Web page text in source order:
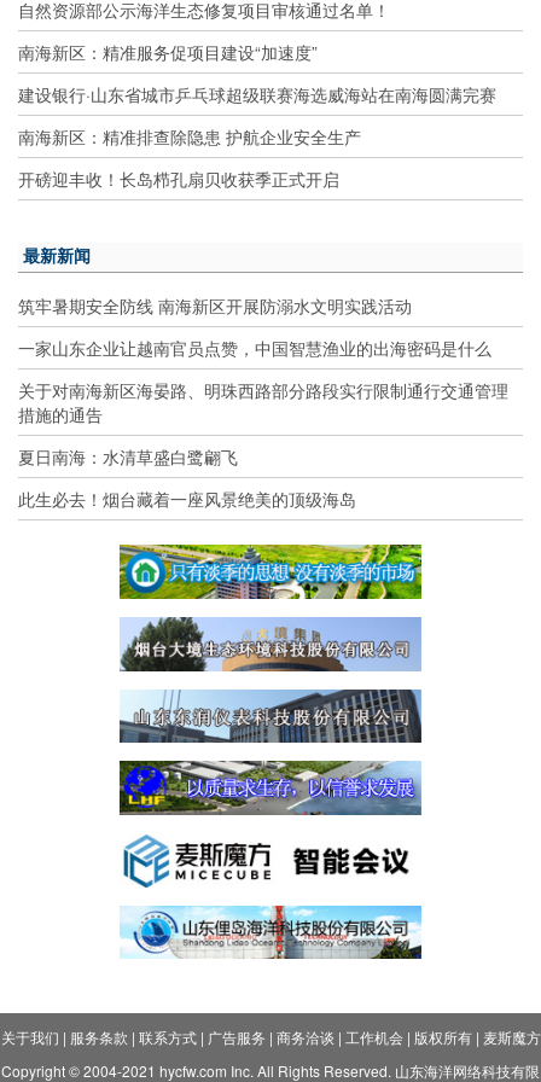
自然资源部公示海洋生态修复项目审核通过名单！
南海新区：精准服务促项目建设“加速度”
建设银行·山东省城市乒乓球超级联赛海选威海站在南海圆满完赛
南海新区：精准排查除隐患 护航企业安全生产
开磅迎丰收！长岛栉孔扇贝收获季正式开启
最新新闻
筑牢暑期安全防线 南海新区开展防溺水文明实践活动
一家山东企业让越南官员点赞，中国智慧渔业的出海密码是什么
关于对南海新区海晏路、明珠西路部分路段实行限制通行交通管理
措施的通告
夏日南海：水清草盛白鹭翩飞
此生必去！烟台藏着一座风景绝美的顶级海岛
关于我们 | 服务条款 | 联系方式| 广告服务 | 商务洽谈 | 工作机会| 版权所有| 麦斯魔方
Copyright © 2004-2021 hycfw.com Inc. All Rights Reserved. 山东海洋网络科技有限